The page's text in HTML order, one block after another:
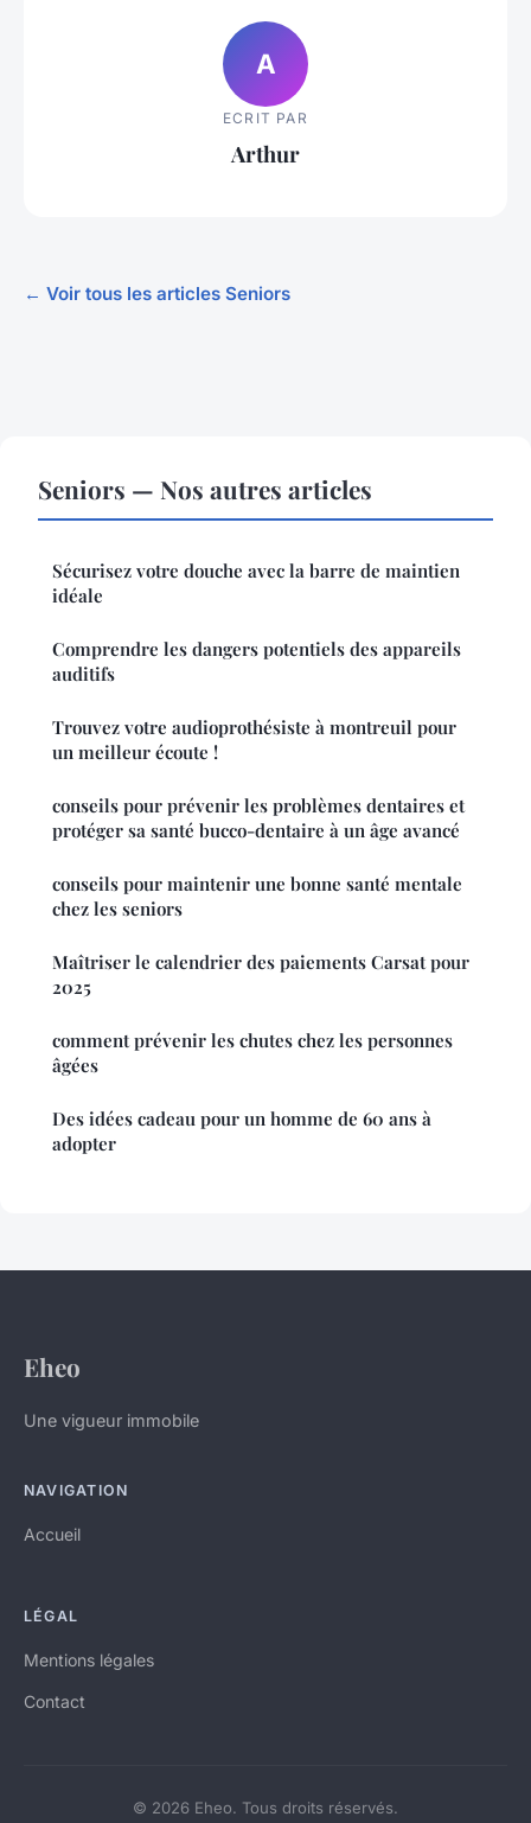
A
ECRIT PAR
Arthur
← Voir tous les articles Seniors
Seniors — Nos autres articles
Sécurisez votre douche avec la barre de maintien
idéale
Comprendre les dangers potentiels des appareils
auditifs
Trouvez votre audioprothésiste à montreuil pour
un meilleur écoute !
conseils pour prévenir les problèmes dentaires et
protéger sa santé bucco-dentaire à un âge avancé
conseils pour maintenir une bonne santé mentale
chez les seniors
Maîtriser le calendrier des paiements Carsat pour
2025
comment prévenir les chutes chez les personnes
âgées
Des idées cadeau pour un homme de 60 ans à
adopter
Eheo
Une vigueur immobile
NAVIGATION
Accueil
LÉGAL
Mentions légales
Contact
© 2026 Eheo. Tous droits réservés.